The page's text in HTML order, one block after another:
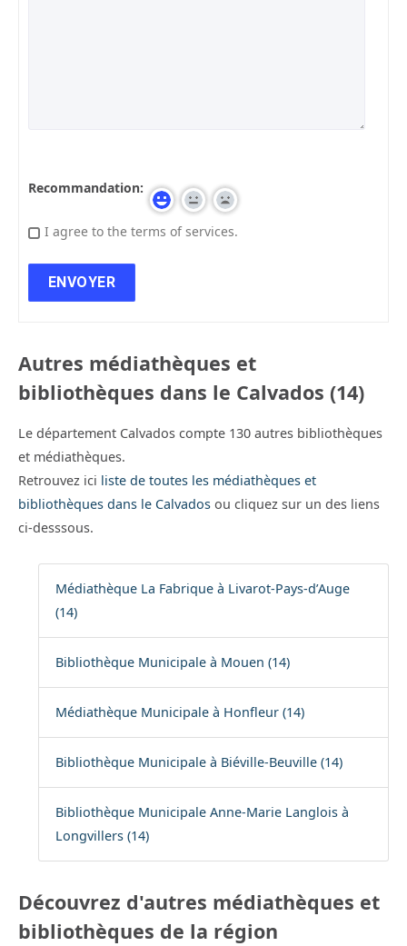
Recommandation:
I agree to the terms of services.
Autres médiathèques et
bibliothèques dans le Calvados (14)
Le département Calvados compte 130 autres bibliothèques
et médiathèques.
Retrouvez ici liste de toutes les médiathèques et
bibliothèques dans le Calvados ou cliquez sur un des liens
ci-desssous.
Médiathèque La Fabrique à Livarot-Pays-d’Auge
(14)
Bibliothèque Municipale à Mouen (14)
Médiathèque Municipale à Honfleur (14)
Bibliothèque Municipale à Biéville-Beuville (14)
Bibliothèque Municipale Anne-Marie Langlois à
Longvillers (14)
Découvrez d'autres médiathèques et
bibliothèques de la région